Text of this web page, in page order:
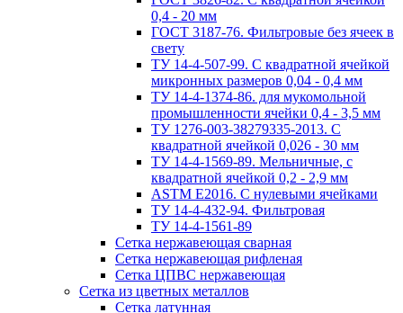
0,4 - 20 мм
ГОСТ 3187-76. Фильтровые без ячеек в
свету
ТУ 14-4-507-99. C квадратной ячейкой
микронных размеров 0,04 - 0,4 мм
ТУ 14-4-1374-86. для мукомольной
промышленности ячейки 0,4 - 3,5 мм
ТУ 1276-003-38279335-2013. С
квадратной ячейкой 0,026 - 30 мм
ТУ 14-4-1569-89. Мельничные, с
квадратной ячейкой 0,2 - 2,9 мм
ASTM E2016. С нулевыми ячейками
ТУ 14-4-432-94. Фильтровая
ТУ 14-4-1561-89
Сетка нержавеющая сварная
Сетка нержавеющая рифленая
Сетка ЦПВС нержавеющая
Сетка из цветных металлов
Сетка латунная